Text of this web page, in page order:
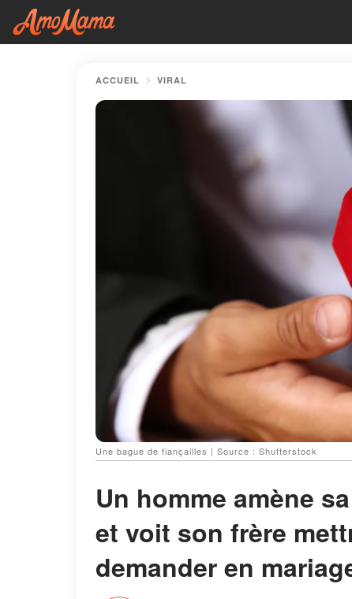
ACCUEIL VIRAL
Une bague de fiançailles | Source : Shutterstock
Un homme amène
et voit son frère
demander en